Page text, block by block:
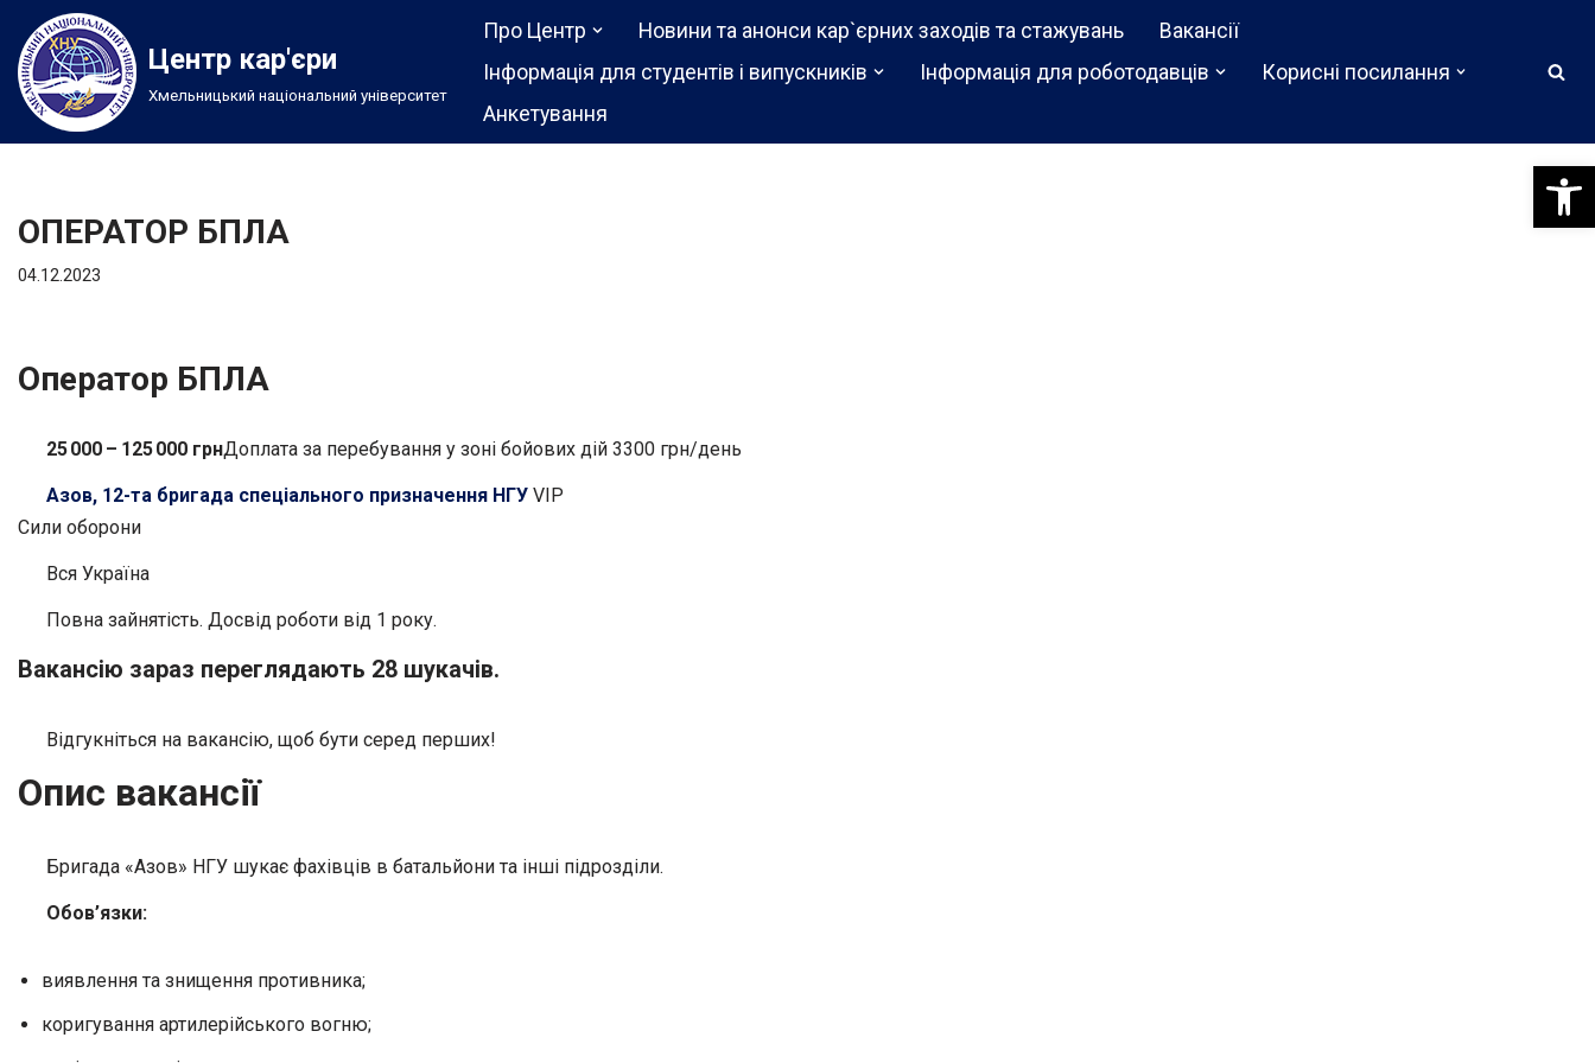
Перейти
до
вмісту
Центр кар'єри
Хмельницький національний університет
Про Центр Новини та анонси кар`єрних заходів та стажувань
Вакансії
Інформація для студентів і випускників
Інформація для роботодавців
Корисні посилання
Анкетування
ОПЕРАТОР БПЛА
04.12.2023
Оператор БПЛА
25 000 – 125 000 грнДоплата за перебування у зоні бойових дій 3300 грн/день
Азов, 12-та бригада спеціального призначення НГУ VIP
Сили оборони
Вся Україна
Повна зайнятість. Досвід роботи від 1 року.
Вакансію зараз переглядають 28 шукачів.
Відгукніться на вакансію, щоб бути серед перших!
Опис вакансії
Бригада «Азов» НГУ шукає фахівців в батальйони та інші підрозділи.
Обов’язки:
виявлення та знищення противника;
коригування артилерійського вогню;